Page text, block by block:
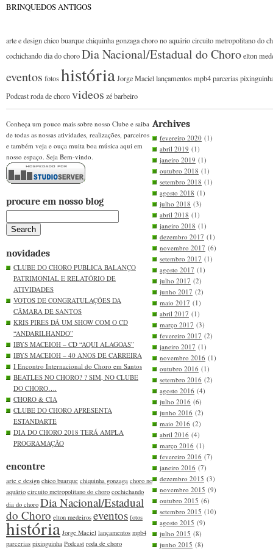
BRINQUEDOS ANTIGOS
arte e designchico buarquechiquinha gonzagachoro no aquáriocircuito metropolitano do
cochichandodia do choroDia Nacional/Estadual do Choroelton
eventos fotoshistóriaJorge Maciellançamentosmpb4parcerias
Podcastroda de chorovideos zé barbeiro
Conheça um pouco mais sobre nosso Clube e saiba
de todas as nossas atividades, realizações, parceiros
e também veja e ouça muita boa música aqui em
nosso espaço. Seja Bem-vindo.
procure em nosso blog
novidades
CLUBE DO CHORO PUBLICA BALANÇO
PATRIMONIAL E RELATÓRIO DE
ATIVIDADES
VOTOS DE CONGRATULAÇÕES DA
CÂMARA DE SANTOS
KRIS PIRES DÁ UM SHOW COM O CD
“ANDARILHANDO”
IBYS MACEIOH – CD “AQUI ALAGOAS”
IBYS MACEIOH – 40 ANOS DE CARREIRA
I Encontro Internacional do Choro em Santos
BEATLES NO CHORO? ? SIM, NO CLUBE
DO CHORO….
CHORO & CIA
CLUBE DO CHORO APRESENTA
ESTANDARTE
DIA DO CHORO 2018 TERÁ AMPLA
PROGRAMAÇÃO
encontre
arte e design chico buarque chiquinha gonzaga choro no
aquário circuito metropolitano do choro cochichando
dia do choro Dia Nacional/Estadual
do Choro elton medeiros eventos fotos
história Jorge Maciel lançamentos mpb4
parcerias pixinguinha Podcast roda de choro
Archives
fevereiro 2020 (1)
abril 2019 (1)
janeiro 2019 (1)
outubro 2018 (1)
setembro 2018 (1)
agosto 2018 (1)
julho 2018 (3)
abril 2018 (1)
janeiro 2018 (1)
dezembro 2017 (1)
novembro 2017 (6)
setembro 2017 (1)
agosto 2017 (1)
julho 2017 (2)
junho 2017 (2)
maio 2017 (1)
abril 2017 (1)
março 2017 (3)
fevereiro 2017 (2)
janeiro 2017 (1)
novembro 2016 (1)
outubro 2016 (1)
setembro 2016 (2)
agosto 2016 (4)
julho 2016 (6)
junho 2016 (2)
maio 2016 (2)
abril 2016 (4)
março 2016 (1)
fevereiro 2016 (7)
janeiro 2016 (7)
dezembro 2015 (3)
novembro 2015 (9)
outubro 2015 (6)
setembro 2015 (10)
agosto 2015 (9)
julho 2015 (8)
junho 2015 (8)